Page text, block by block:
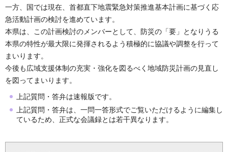
一方、国では現在、首都直下地震緊急対策推進基本計画に基づく応
急活動計画の検討を進めています。
本県は、この計画検討のメンバーとして、防災の「要」となりうる
本県の特性が最大限に発揮されるよう積極的に協議や調整を行って
まいります。
今後も広域支援体制の充実・強化を図るべく地域防災計画の見直し
を図ってまいります。
上記質問・答弁は速報版です。
上記質問・答弁は、一問一答形式でご覧いただけるように編集し
ているため、正式な会議録とは若干異なります。